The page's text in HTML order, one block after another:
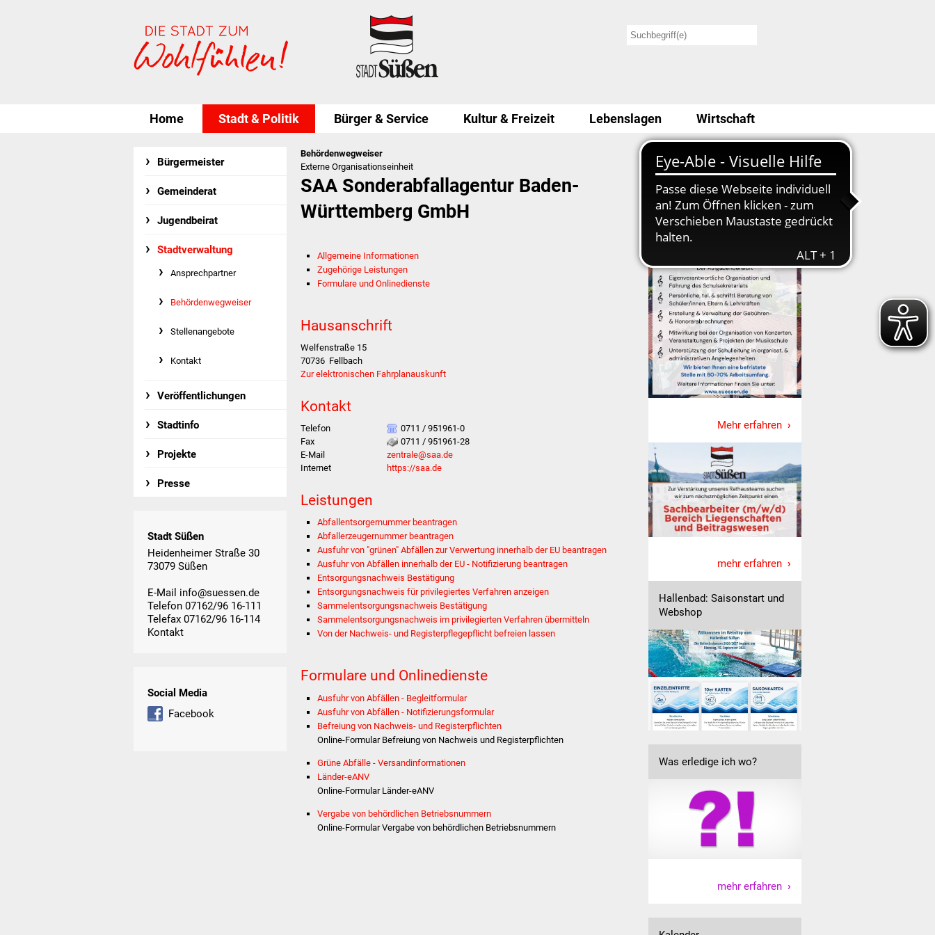
Home Stadt & Politik Bürger & Service Kultur & Freizeit Lebenslagen Wirtschaft
Bürgermeister
Gemeinderat
Jugendbeirat
Stadtverwaltung
Ansprechpartner
Behördenwegweiser
Stellenangebote
Kontakt
Veröffentlichungen
Stadtinfo
Projekte
Presse
Stadt Süßen
Heidenheimer Straße 30
73079 Süßen
E-Mail info@suessen.de
Telefon 07162/96 16-111
Telefax 07162/96 16-114
Kontakt
Social Media
Facebook
Behördenwegweiser
Externe Organisationseinheit
SAA Sonderabfallagentur Baden-
Württemberg GmbH
Allgemeine Informationen
Zugehörige Leistungen
Formulare und Onlinedienste
Hausanschrift
Welfenstraße 15
70736 Fellbach
Zur elektronischen Fahrplanauskunft
Kontakt
Telefon
0711 / 951961-0
Fax
0711 / 951961-28
E-Mail
zentrale@saa.de
Internet
https://saa.de
Leistungen
Abfallentsorgernummer beantragen
Abfallerzeugernummer beantragen
Ausfuhr von "grünen" Abfällen zur Verwertung innerhalb der EU beantragen
Ausfuhr von Abfällen innerhalb der EU - Notifizierung beantragen
Entsorgungsnachweis Bestätigung
Entsorgungsnachweis für privilegiertes Verfahren anzeigen
Sammelentsorgungsnachweis Bestätigung
Sammelentsorgungsnachweis im privilegierten Verfahren übermitteln
Von der Nachweis- und Registerpflegepflicht befreien lassen
Formulare und Onlinedienste
Ausfuhr von Abfällen - Begleitformular
Ausfuhr von Abfällen - Notifizierungsformular
Befreiung von Nachweis- und Registerpflichten
Online-Formular Befreiung von Nachweis und Registerpflichten
Grüne Abfälle - Versandinformationen
Länder-eANV
Online-Formular Länder-eANV
Vergabe von behördlichen Betriebsnummern
Online-Formular Vergabe von behördlichen Betriebsnummern
Stellenausschreibung
Mehr erfahren
mehr erfahren
Hallenbad: Saisonstart und
Webshop
Was erledige ich wo?
mehr erfahren